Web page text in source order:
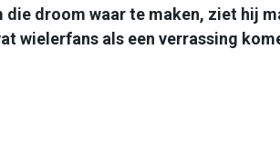
die droom waar te maken, ziet hij
wielerfans als een verrassing